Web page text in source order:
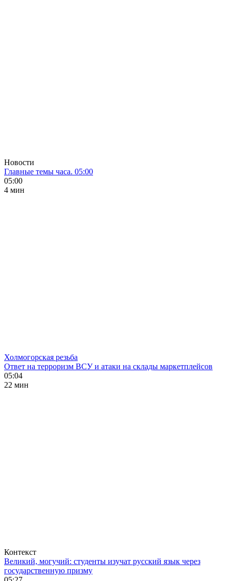
Новости
Главные темы часа. 05:00
05:00
4 мин
Холмогорская резьба
Ответ на терроризм ВСУ и атаки на склады маркетплейсов
05:04
22 мин
Контекст
Великий, могучий: студенты изучат русский язык через
государственную призму